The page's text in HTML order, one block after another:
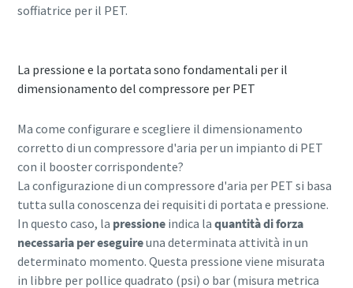
Riduzione delle emissioni di carbonio per una produzione
Per saperne di più
soffiatrice per il PET.
La pressione e la portata sono fondamentali per il
dimensionamento del compressore per PET
Ma come configurare e scegliere il dimensionamento
corretto di un compressore d'aria per un impianto di PET
con il booster corrispondente?
La configurazione di un compressore d'aria per PET si basa
tutta sulla conoscenza dei requisiti di portata e pressione.
In questo caso, la pressione indica la quantità di forza
necessaria per eseguireuna determinata attività in un
determinato momento. Questa pressione viene misurata
in libbre per pollice quadrato (psi) o bar (misura metrica